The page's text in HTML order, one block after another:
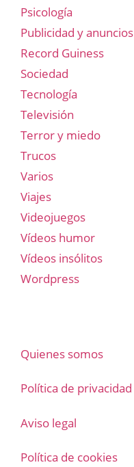
Psicología
Publicidad y anuncios
Record Guiness
Sociedad
Tecnología
Televisión
Terror y miedo
Trucos
Varios
Viajes
Videojuegos
Vídeos humor
Vídeos insólitos
Wordpress
Quienes somos
Política de privacidad
Aviso legal
Política de cookies